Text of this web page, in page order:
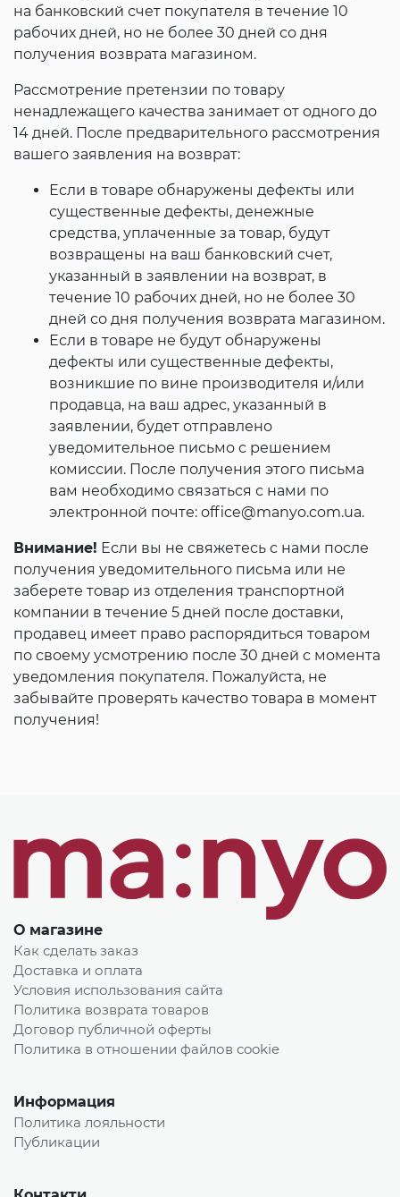
на банковский счет покупателя в течение 10
рабочих дней, но не более 30 дней со дня
получения возврата магазином.
Рассмотрение претензии по товару
ненадлежащего качества занимает от одного до
14 дней. После предварительного рассмотрения
вашего заявления на возврат:
Если в товаре обнаружены дефекты или
существенные дефекты, денежные
средства, уплаченные за товар, будут
возвращены на ваш банковский счет,
указанный в заявлении на возврат, в
течение 10 рабочих дней, но не более 30
дней со дня получения возврата магазином.
Если в товаре не будут обнаружены
дефекты или существенные дефекты,
возникшие по вине производителя и/или
продавца, на ваш адрес, указанный в
заявлении, будет отправлено
уведомительное письмо с решением
комиссии. После получения этого письма
вам необходимо связаться с нами по
электронной почте: office@manyo.com.ua.
Внимание! Если вы не свяжетесь с нами после
получения уведомительного письма или не
заберете товар из отделения транспортной
компании в течение 5 дней после доставки,
продавец имеет право распорядиться товаром
по своему усмотрению после 30 дней с момента
уведомления покупателя. Пожалуйста, не
забывайте проверять качество товара в момент
получения!
О магазине
Как сделать заказ
Доставка и оплата
Условия использования сайта
Политика возврата товаров
Договор публичной оферты
Политика в отношении файлов cookie
Информация
Политика лояльности
Публикации